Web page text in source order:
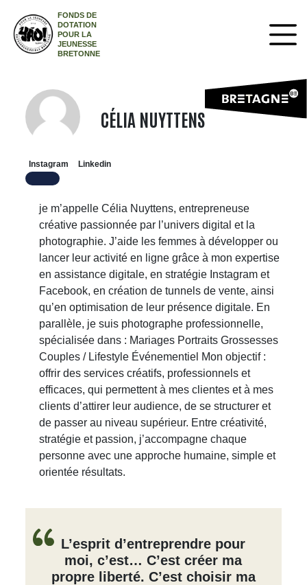
FONDS DE
DOTATION
POUR LA
JEUNESSE
BRETONNE
CÉLIA NUYTTENS
Instagram Linkedin
je m’appelle Célia Nuyttens, entrepreneuse
créative passionnée par l’univers digital et la
photographie. J’aide les femmes à développer ou
lancer leur activité en ligne grâce à mon expertise
en assistance digitale, en stratégie Instagram et
Facebook, en création de tunnels de vente, ainsi
qu’en optimisation de leur présence digitale. En
parallèle, je suis photographe professionnelle,
spécialisée dans : Mariages Portraits Grossesses
Couples / Lifestyle Événementiel Mon objectif :
offrir des services créatifs, professionnels et
efficaces, qui permettent à mes clientes et à mes
clients d’attirer leur audience, de se structurer et
de passer au niveau supérieur. Entre créativité,
stratégie et passion, j’accompagne chaque
personne avec une approche humaine, simple et
orientée résultats.
L’esprit d’entreprendre pour
moi, c’est… C’est créer ma
propre liberté. C’est choisir ma